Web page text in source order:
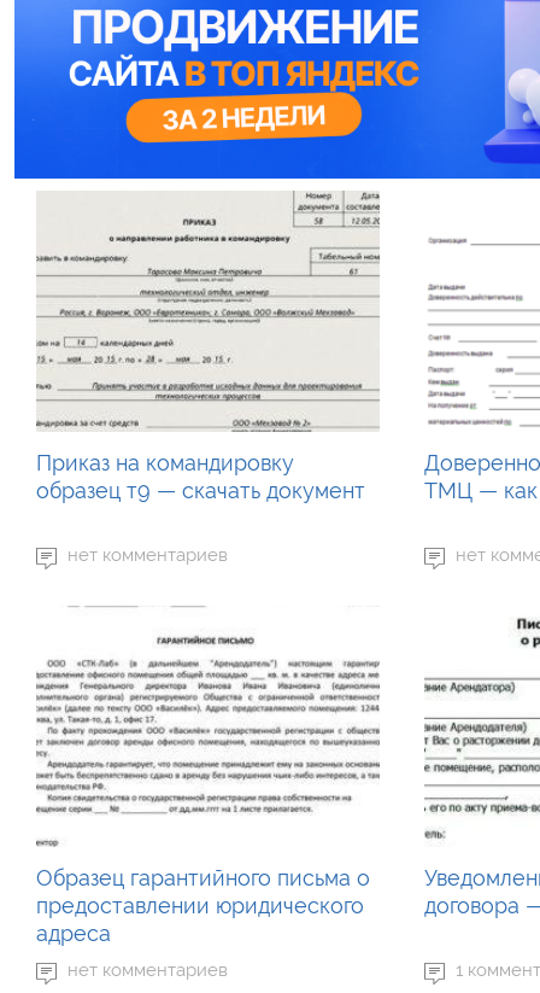
Приказ на командировку
образец т9 — скачать документ
нет комментариев
ТМЦ — как
нет
Образец гарантийного письма о
предоставлении юридического
адреса
нет комментариев
договора
1